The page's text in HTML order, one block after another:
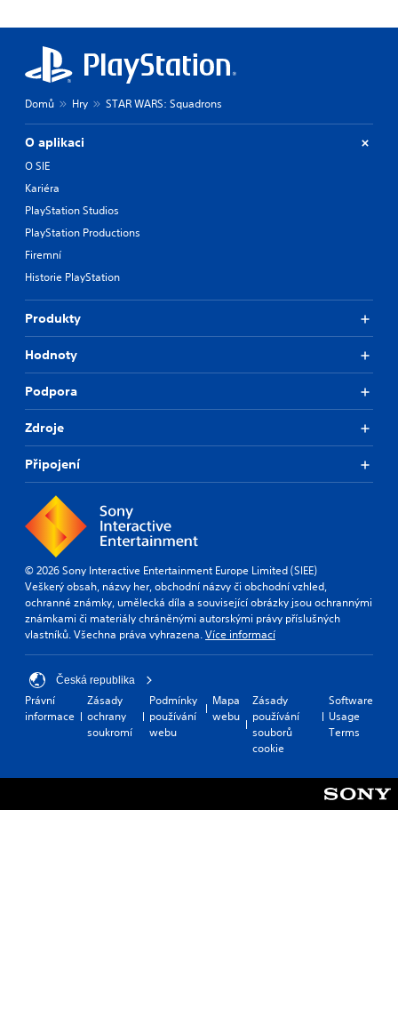
Domů Hry STAR WARS: Squadrons
O aplikaci
O SIE
Kariéra
PlayStation Studios
PlayStation Productions
Firemní
Historie PlayStation
Produkty
Hodnoty
Podpora
Zdroje
Připojení
© 2026 Sony Interactive Entertainment Europe Limited (SIEE)
Veškerý obsah, názvy her, obchodní názvy či obchodní vzhled,
ochranné známky, umělecká díla a související obrázky jsou ochrannými
známkami či materiály chráněnými autorskými právy příslušných
vlastníků. Všechna práva vyhrazena.Více informací
Česká republika
Právní
informace
Zásady
ochrany
soukromí
Podmínky
používání
webu
Mapa
webu
Zásady
používání
souborů
cookie
Software
Usage
Terms